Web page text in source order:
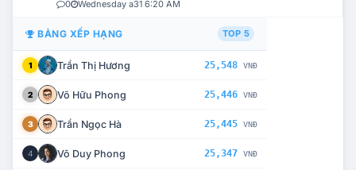
0 Wednesday a31 6:20 AM
BẢNG XẾP HẠNG TOP 5
1 Trần Thị Hương 25,548 VNĐ
2 Võ Hữu Phong 25,446 VNĐ
3 Trần Ngọc Hà 25,445 VNĐ
4 Võ Duy Phong 25,347 VNĐ